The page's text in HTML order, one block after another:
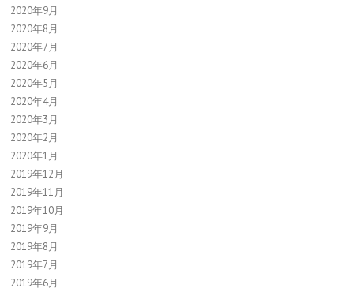
2020年9月
2020年8月
2020年7月
2020年6月
2020年5月
2020年4月
2020年3月
2020年2月
2020年1月
2019年12月
2019年11月
2019年10月
2019年9月
2019年8月
2019年7月
2019年6月